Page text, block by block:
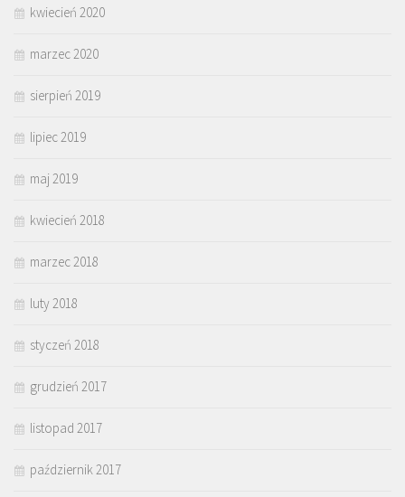
kwiecień 2020
marzec 2020
sierpień 2019
lipiec 2019
maj 2019
kwiecień 2018
marzec 2018
luty 2018
styczeń 2018
grudzień 2017
listopad 2017
październik 2017